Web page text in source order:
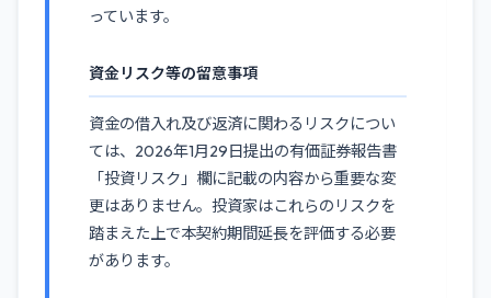
っています。
資金リスク等の留意事項
資金の借入れ及び返済に関わるリスクについ
ては、2026年1月29日提出の有価証券報告書
「投資リスク」欄に記載の内容から重要な変
更はありません。投資家はこれらのリスクを
踏まえた上で本契約期間延長を評価する必要
があります。